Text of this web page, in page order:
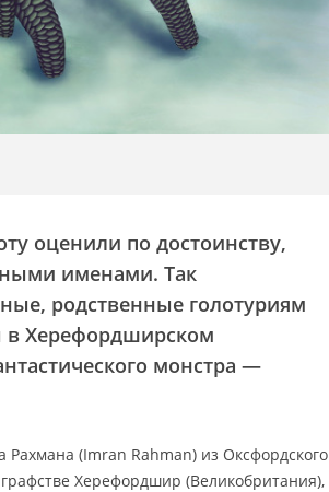
оценили по достоинству,
именами. Так
родственные голотуриям
в Херефордширском
монстра —
Рахмана (Imran Rahman) из Оксфордского
Херефордшир (Великобритания),